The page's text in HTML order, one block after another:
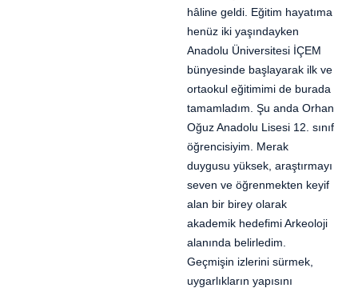
hâline geldi. Eğitim hayatıma
henüz iki yaşındayken
Anadolu Üniversitesi İÇEM
bünyesinde başlayarak ilk ve
ortaokul eğitimimi de burada
tamamladım. Şu anda Orhan
Oğuz Anadolu Lisesi 12. sınıf
öğrencisiyim. Merak
duygusu yüksek, araştırmayı
seven ve öğrenmekten keyif
alan bir birey olarak
akademik hedefimi Arkeoloji
alanında belirledim.
Geçmişin izlerini sürmek,
uygarlıkların yapısını